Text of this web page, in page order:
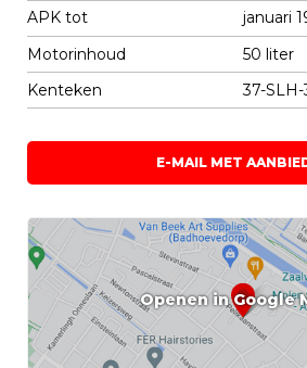
APK tot
januari
Motorinhoud
50 liter
Kenteken
37-SLH-
E-MAIL MET
Openen in Google